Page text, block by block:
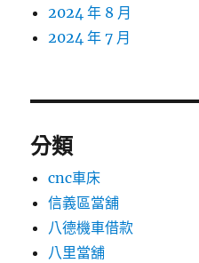
2024 年 8 月
2024 年 7 月
分類
cnc車床
信義區當舖
八德機車借款
八里當舖